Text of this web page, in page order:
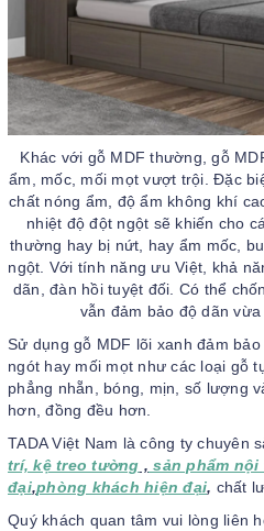
Khác với gỗ MDF thường, gỗ
ẩm, mốc, mối mọt vượt trội. Đặc
chất nóng ẩm, độ ẩm không khí
nhiệt độ đột ngột sẽ khiến cho
thường hay bị nứt, hay ẩm mốc,
ngột. Với tính năng ưu Việt, khả
dãn, đàn hồi tuyệt đối. Có thể
vẫn đảm bảo độ dãn vừa
Sử dụng gỗ MDF lõi xanh đảm
ngót hay mối mọt như các loại gỗ
phẳng nhẵn, bóng, mịn, số lượng
hơn, đồng đều hơn.
TADA Việt Nam là công ty chuyên
trí, kệ treo tường , sản phẩm
đại,phòng khách hiện đại, chất
Quý khách quan tâm vui lòng liên